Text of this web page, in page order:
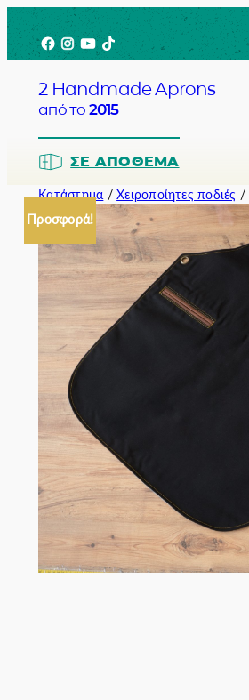
Μετάβαση
στο
περιεχόμενο
Facebook
Instagram
YouTube
TikTok
2 Handmade Aprons
από το 2015
ΣΕ ΑΠΌΘΕΜΑ
Κατάστημα /Χειροποίητες ποδιές /
Προσφορά!